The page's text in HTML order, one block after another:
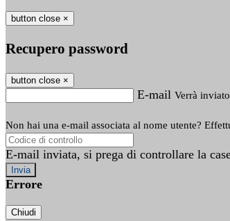
button close ×
Recupero password
button close ×
E-mail Verrà
Non hai una e-mail associata al nome utente?
E-mail inviata, si prega di controllare la
Errore
Chiudi